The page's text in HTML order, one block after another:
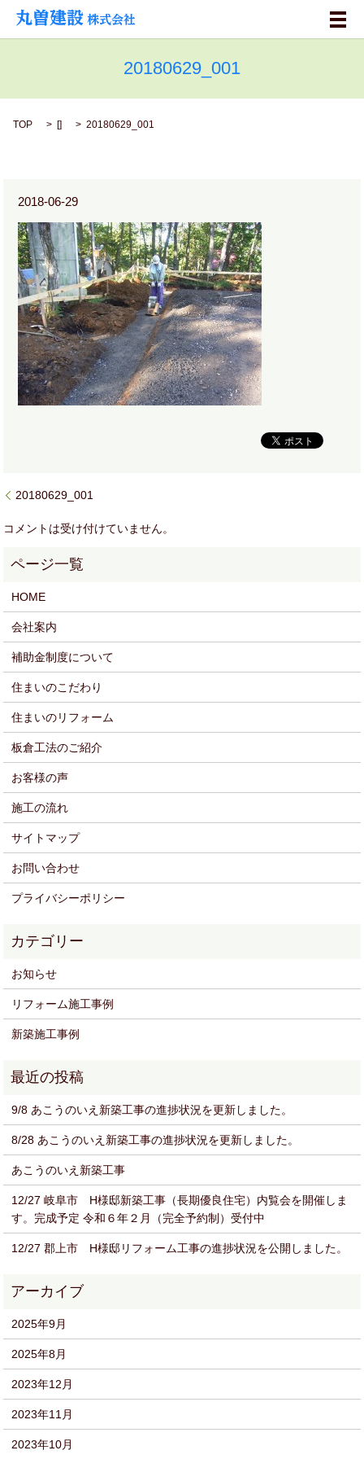
メ
20180629_001
TOP [] 20180629_001
2018-06-29
20180629_001
コメントは受け付けていません。
HOME
会社案内
補助金制度について
住まいのこだわり
住まいのリフォーム
板倉工法のご紹介
お客様の声
施工の流れ
サイトマップ
お問い合わせ
プライバシーポリシー
お知らせ
リフォーム施工事例
新築施工事例
9/8 あこうのいえ新築工事の進捗状況を更新しました。
8/28 あこうのいえ新築工事の進捗状況を更新しました。
あこうのいえ新築工事
12/27 岐阜市 H様邸新築工事（長期優良住宅）内覧会を開催しま
す。完成予定 令和６年２月（完全予約制）受付中
12/27 郡上市 H様邸リフォーム工事の進捗状況を公開しました。
2025年9月
2025年8月
2023年12月
2023年11月
2023年10月